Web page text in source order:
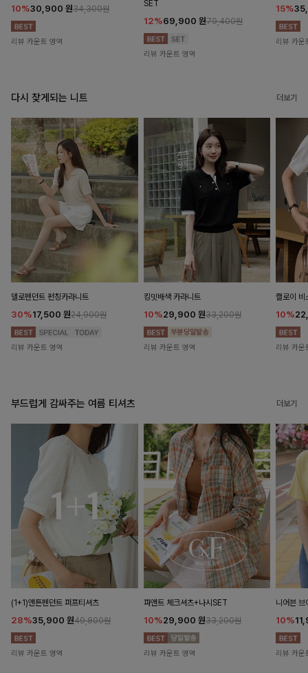
10%30,900 원34,300원
리뷰 카운트 영역
SET
12%69,900 원79,400원
리뷰 카운트 영역
15%
리뷰 카운
다시 찾게되는 니트 더보기
델로펜던트 펀칭카라니트
30%17,500 원24,900원
리뷰 카운트 영역
킹밋배색 카라니트
10%29,900 원33,200원
리뷰 카운트 영역
캘로이 비
10%
리뷰 카운
부드럽게 감싸주는 여름 티셔츠 더보기
(1+1)앤튼펜던트 퍼프티셔츠
28%35,900 원49,800원
리뷰 카운트 영역
파앤트 체크셔츠+나시SET
10%29,900 원33,200원
리뷰 카운트 영역
니어븐 브
10%
리뷰 카운